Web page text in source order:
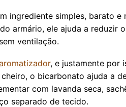
ingrediente simples, barato
armário, ele ajuda a reduzir
ventilação.
, e justamente por
o bicarbonato ajuda a
com lavanda seca,
separado de tecido.